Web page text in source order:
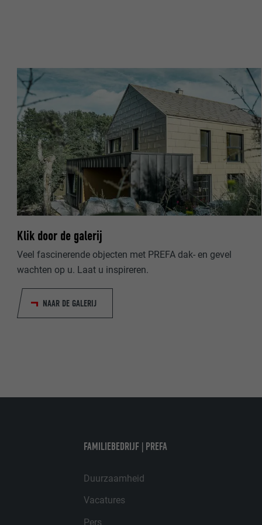
Klik door de galerij
Veel fascinerende objecten met PREFA dak- en gevel
wachten op u. Laat u inspireren.
NAAR DE GALERIJ
FAMILIEBEDRIJF | PREFA
Duurzaamheid
Vacatures
Pers
NAAM
AANBIEDER
VERVALTIJD
DOEL
NAAM
AANBIEDER
VERVALTIJD
DOEL
AANBIEDER